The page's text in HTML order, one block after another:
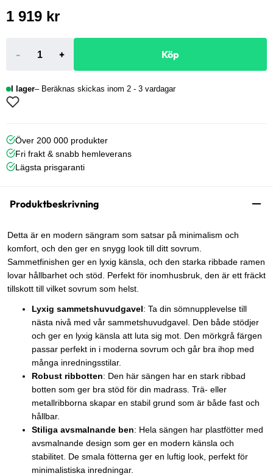
1 919 kr
- + Köp
I lager Beräknas skickas inom 2 - 3 vardagar
Över 200 000 produkter
Fri frakt & snabb hemleverans
Lägsta prisgaranti
Produktbeskrivning
Detta är en modern sängram som satsar på minimalism och
komfort, och den ger en snygg look till ditt sovrum.
Sammetfinishen ger en lyxig känsla, och den starka ribbade ramen
lovar hållbarhet och stöd. Perfekt för inomhusbruk, den är ett fräckt
tillskott till vilket sovrum som helst.
Lyxig sammetshuvudgavel: Ta din sömnupplevelse till
nästa nivå med vår sammetshuvudgavel. Den både stödjer
och ger en lyxig känsla att luta sig mot. Den mörkgrå färgen
passar perfekt in i moderna sovrum och går bra ihop med
många inredningsstilar.
Robust ribbotten: Den här sängen har en stark ribbad
botten som ger bra stöd för din madrass. Trä- eller
metallribborna skapar en stabil grund som är både fast och
hållbar.
Stiliga avsmalnande ben: Hela sängen har plastfötter med
avsmalnande design som ger en modern känsla och
stabilitet. De smala fötterna ger en luftig look, perfekt för
minimalistiska inredningar.